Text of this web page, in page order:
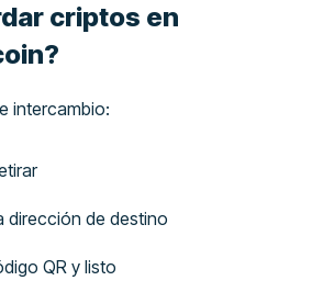
criptos en
intercambio:
dirección de destino
QR y listo